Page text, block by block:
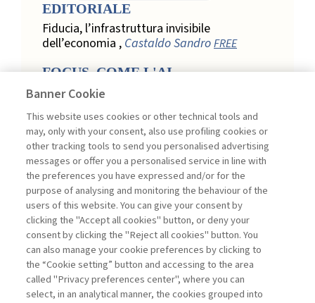
EDITORIALE
Fiducia, l’infrastruttura invisibile
dell’economia , Castaldo SandroFREE
FOCUS. COME L'AI
TRASFORMA LA LOYALTY
Relazione, personalizzazione e
misurazione: come l’AI trasforma la
loyalty nel retail ,Acconciamessa
Emanuele
Evidenze da uno studio qualitativo nel
retail: loyalty e fiducia nella
trasformazione digitale ,Penco Lara,
Testa Ginevra
Touchpoint ed enabler nella loyalty
digitale: un modello per progettare la
relazione con il cliente ,Ciacci Andrea,
Banner Cookie
This website uses cookies or other technical tools and
may, only with your consent, also use profiling cookies or
other tracking tools to send you personalised advertising
messages or offer you a personalised service in line with
the preferences you have expressed and/or for the
purpose of analysing and monitoring the behaviour of the
users of this website. You can give your consent by
clicking the "Accept all cookies" button, or deny your
consent by clicking the "Reject all cookies" button. You
can also manage your cookie preferences by clicking to
the “Cookie setting” button and accessing to the area
called "Privacy preferences center", where you can
select, in an analytical manner, the cookies grouped into